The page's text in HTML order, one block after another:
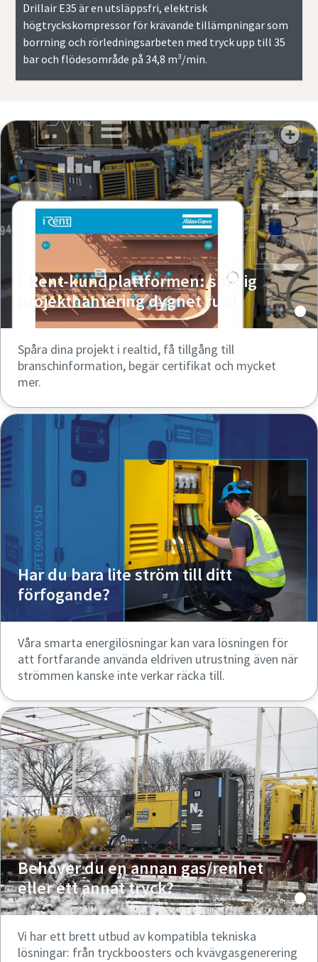
Drillair E35 är en utsläppsfri, elektrisk
högtryckskompressor för krävande tillämpningar som
borrning och rörledningsarbeten med tryck upp till 35
bar och flödesområde på 34,8 m³/min.
I-Rent-kundplattformen: smidig
projekthantering dygnet runt
Spåra dina projekt i realtid, få tillgång till
branschinformation, begär certifikat och mycket
mer.
Har du bara lite ström till ditt
förfogande?
Våra smarta energilösningar kan vara lösningen för
att fortfarande använda eldriven utrustning även när
strömmen kanske inte verkar räcka till.
Behöver du en annan gas/renhet
eller ett annat tryck?
Vi har ett brett utbud av kompatibla tekniska
lösningar: från tryckboosters och kvävgasgenerering